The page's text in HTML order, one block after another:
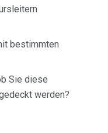
bestimmten
Sie diese
werden?